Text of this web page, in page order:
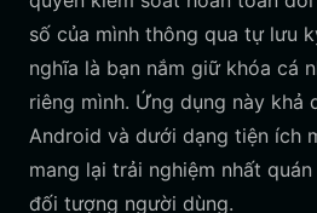
số của mình thông qua tự lưu
nghĩa là bạn nắm giữ khóa cá
riêng mình. Ứng dụng này khả
Android và dưới dạng tiện ích
mang lại trải nghiệm nhất
đối tượng người dùng.